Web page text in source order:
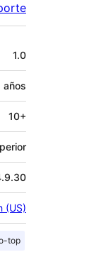
1.0
años
10+
(US)
top